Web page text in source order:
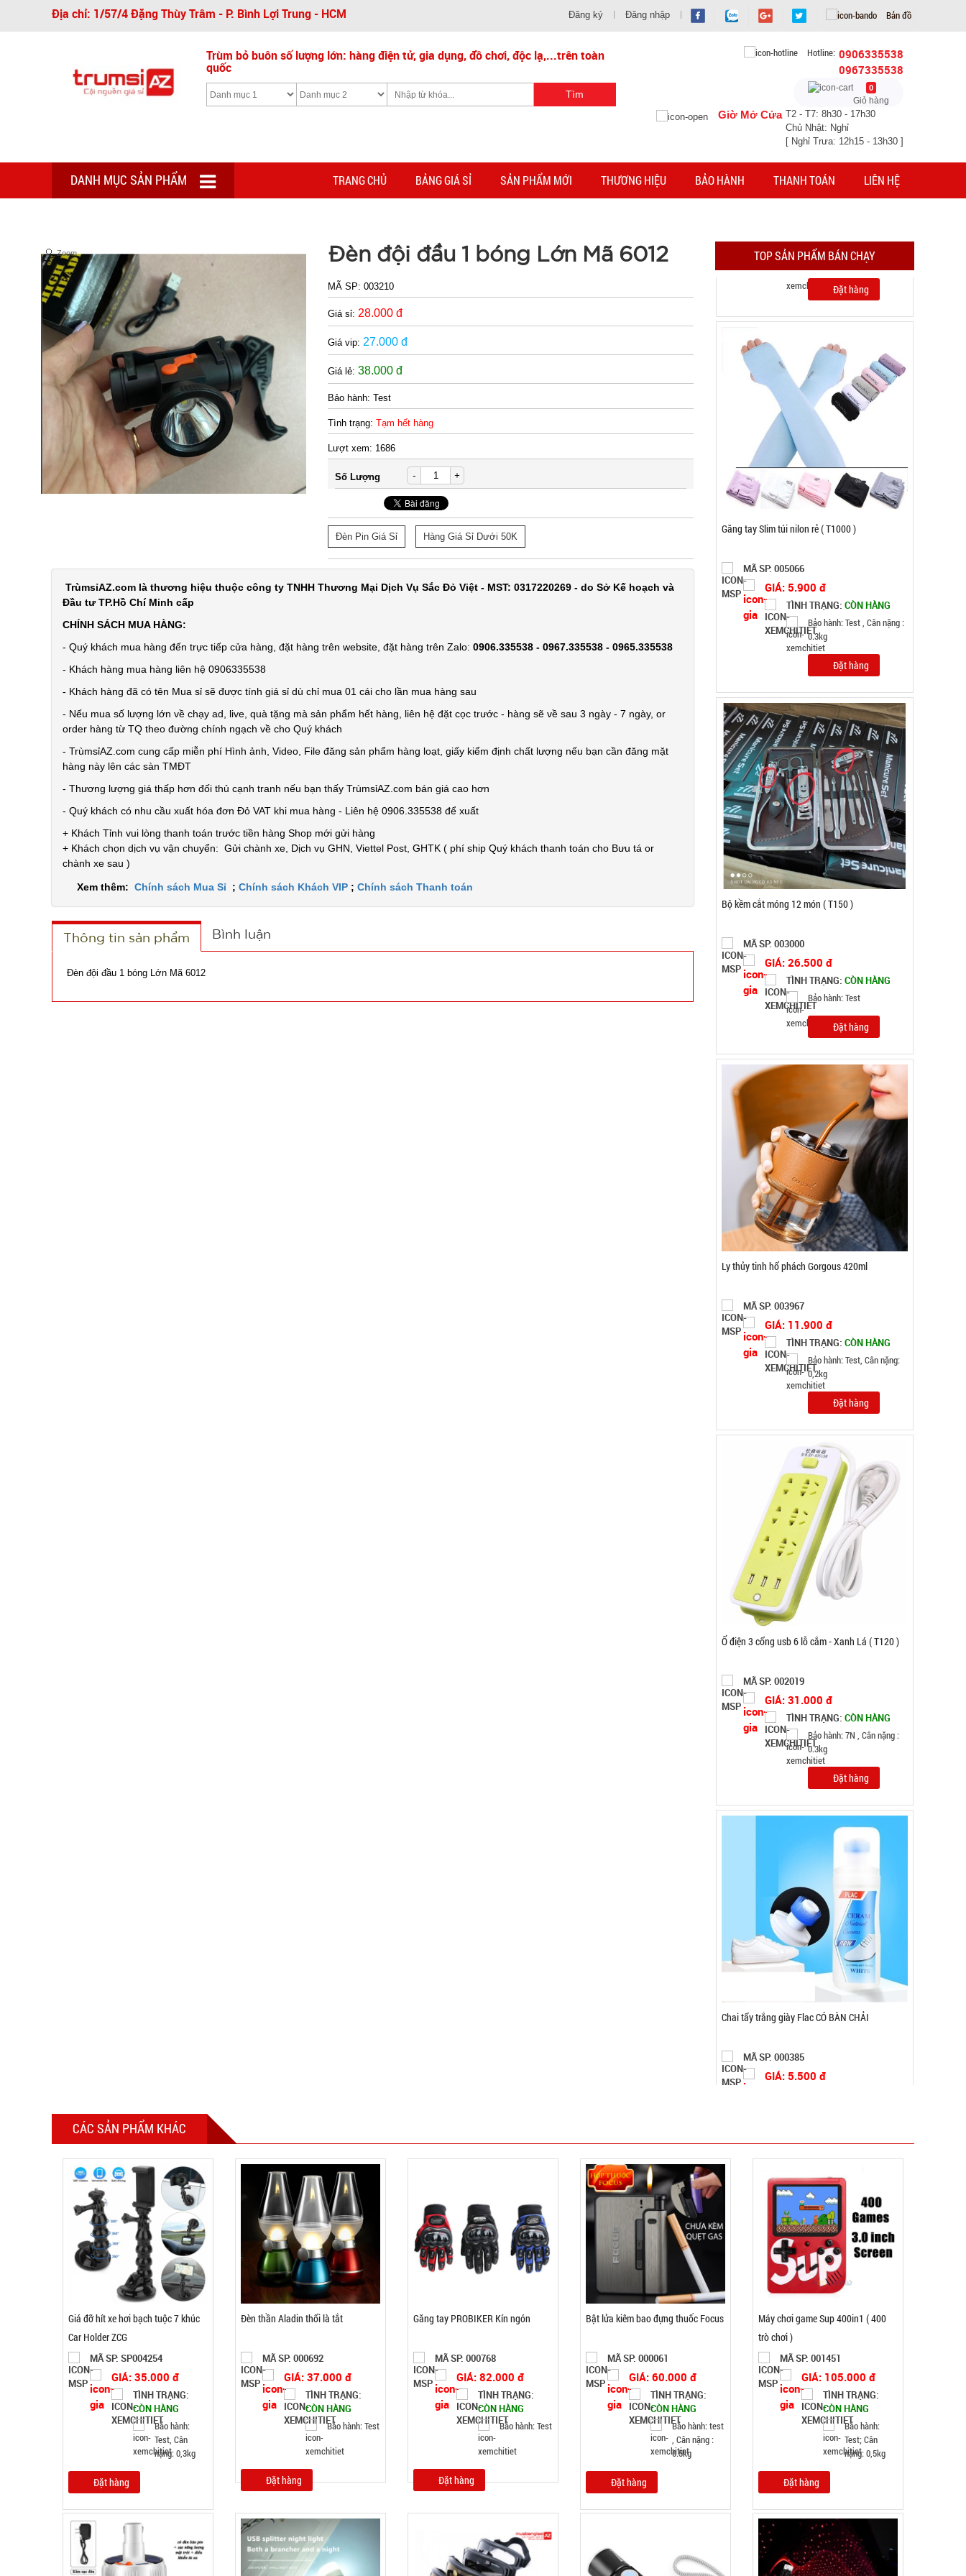
Địa chỉ: 1/57/4 Đặng Thùy Trâm - P. Bình Lợi Trung - HCM Bản đồ
Đăng ký Đăng nhập
Trùm bỏ buôn số lượng lớn: hàng điện tử, gia dụng, đồ chơi, độc lạ,...trên toàn
quốc
Hotline: 0906335538
0967335538
0
Giỏ hàng
Giờ Mở Cửa T2 - T7: 8h30 - 17h30
Chủ Nhật: Nghỉ
[ Nghỉ Trưa: 12h15 - 13h30 ]
DANH MỤC SẢN PHẨM TRANG CHỦ BẢNG GIÁ SỈ SẢN PHẨM MỚI THƯƠNG HIỆU BẢO HÀNH THANH TOÁN LIÊN HỆ
Zoom Đèn đội đầu 1 bóng Lớn Mã 6012
MÃ SP:003210
Giá sỉ:28.000 đ
Giá vip:27.000 đ
Giá lẻ:38.000 đ
Bảo hành:Test
Tình trạng:Tạm hết hàng
Lượt xem: 1686
Số Lượng - +
Đèn Pin Giá Sỉ Hàng Giá Sỉ Dưới 50K
TrùmsỉAZ.com là thương hiệu thuộc công ty TNHH Thương Mại Dịch Vụ Sắc Đỏ Việt - MST: 0317220269 - do Sở Kế hoạch và
Đầu tư TP.Hồ Chí Minh cấp
CHÍNH SÁCH MUA HÀNG:
- Quý khách mua hàng đến trực tiếp cửa hàng, đặt hàng trên website, đặt hàng trên Zalo: 0906.335538 - 0967.335538 - 0965.335538
- Khách hàng mua hàng liên hệ 0906335538
- Khách hàng đã có tên Mua sỉ sẽ được tính giá sỉ dù chỉ mua 01 cái cho lần mua hàng sau
- Nếu mua số lượng lớn về chạy ad, live, quà tặng mà sản phẩm hết hàng, liên hệ đặt cọc trước - hàng sẽ về sau 3 ngày - 7 ngày, or
order hàng từ TQ theo đường chính ngạch về cho Quý khách
- TrùmsỉAZ.com cung cấp miễn phí Hình ảnh, Video, File đăng sản phẩm hàng loạt, giấy kiểm định chất lượng nếu bạn cần đăng mặt
hàng này lên các sàn TMĐT
- Thương lượng giá thấp hơn đối thủ cạnh tranh nếu bạn thấy TrùmsỉAZ.com bán giá cao hơn
- Quý khách có nhu cầu xuất hóa đơn Đỏ VAT khi mua hàng - Liên hệ 0906.335538 để xuất
+ Khách Tỉnh vui lòng thanh toán trước tiền hàng Shop mới gửi hàng
+ Khách chọn dịch vụ vận chuyển: Gửi chành xe, Dịch vụ GHN, Viettel Post, GHTK ( phí ship Quý khách thanh toán cho Bưu tá or
chành xe sau )
Xem thêm: Chính sách Mua Sỉ ; Chính sách Khách VIP ; Chính sách Thanh toán
Thông tin sản phẩm Bình luận
Đèn đội đầu 1 bóng Lớn Mã 6012
TOP SẢN PHẨM BÁN CHẠY
Găng tay Slim túi nilon rẻ ( T1000 )
TÌNH TRẠNG:CÒN HÀNG
Bảo hành: Test , Cân nặng :
0.3kg
Đặt hàng
MÃ SP: 003000
GIÁ: 26.500 đ
TÌNH TRẠNG:CÒN HÀNG
Bảo hành: Test
Đặt hàng
Ly thủy tinh hổ phách Gorgous 420ml
MÃ SP: 003967
GIÁ: 11.900 đ
TÌNH TRẠNG: CÒN HÀNG
Bảo hành: Test, Cân nặng:
0,2kg
Đặt hàng
MÃ SP: 002019
GIÁ: 31.000 đ
TÌNH TRẠNG:CÒN HÀNG
Bảo hành: 7N , Cân nặng :
0.3kg
Đặt hàng
MÃ SP: 000385
GIÁ: 5.500 đ
TÌNH TRẠNG:CÒN HÀNG
Bảo hành: Test
Đặt hàng
Bình thủy tinh nắp Inox có quai 500ml
MÃ SP: 002108
GIÁ: 5.900 đ
Đặt hàng
Gậy bẻ tập cơ tay lò xo loại 20kg
MÃ SP: 004446
GIÁ: 21.000 đ
TÌNH TRẠNG:CÒN HÀNG
Bảo hành: Test, Cân nặng:
1kg
Đặt hàng
CÁC SẢN PHẨM KHÁC
Giá đỡ hít xe hơi bạch tuộc 7 khúc
Car Holder ZCG
MÃ SP: SP004254
GIÁ: 35.000 đ
TÌNH TRẠNG:
CÒN HÀNG
Bảo hành:
Test, Cân
nặng: 0,3kg
Đặt hàng
Đèn thần Aladin thổi là tắt
MÃ SP: 000692
GIÁ: 37.000 đ
TÌNH TRẠNG:
CÒN HÀNG
Bảo hành: Test
Đặt hàng
Găng tay PROBIKER Kín ngón
MÃ SP: 000768
GIÁ: 82.000 đ
TÌNH TRẠNG:
CÒN HÀNG
Bảo hành: Test
Đặt hàng
Bật lửa kiêm bao đựng thuốc Focus
MÃ SP: 000061
GIÁ: 60.000 đ
TÌNH TRẠNG:
CÒN HÀNG
Bảo hành: test
, Cân nặng :
0.5kg
Đặt hàng
Máy chơi game Sup 400in1 ( 400
trò chơi )
MÃ SP: 001451
GIÁ: 105.000 đ
TÌNH TRẠNG:
CÒN HÀNG
Bảo hành:
Test; Cân
nặng: 0,5kg
Đặt hàng